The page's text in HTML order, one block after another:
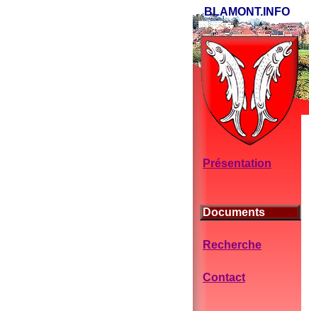
BLAMONT.INFO
Présentation
Documents
Recherche
Contact